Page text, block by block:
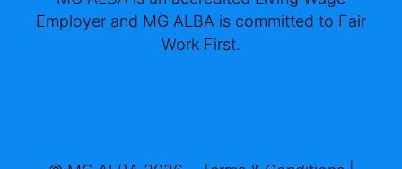
Employer and MG ALBA is committed to Fair
Work First.